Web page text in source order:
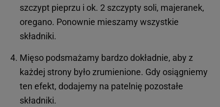
szczypt pieprzu i ok. 2 szczypty soli, majeranek,
oregano. Ponownie mieszamy wszystkie
składniki.
Mięso podsmażamy bardzo dokładnie, aby z
każdej strony było zrumienione. Gdy osiągniemy
ten efekt, dodajemy na patelnię pozostałe
składniki.